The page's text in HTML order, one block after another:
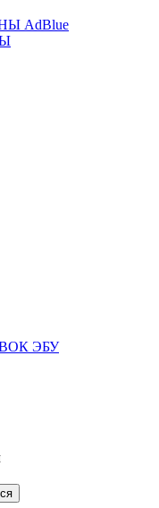
АdBlue
ЭБУ